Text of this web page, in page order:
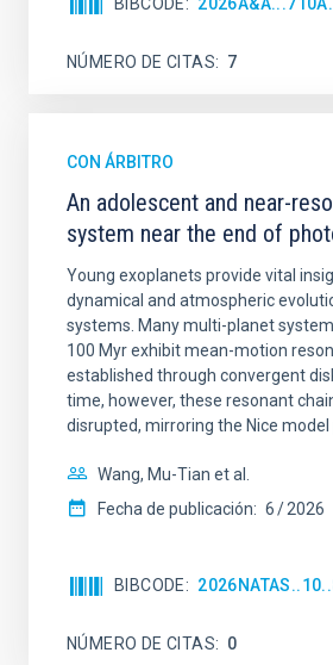
NÚMERO DE CITAS 7
CON ÁRBITRO
An adolescent and near-
system near the end of
Young exoplanets provide vital
dynamical and atmospheric
systems. Many multi-planet
100 Myr exhibit mean-motion
established through convergent
time, however, these resonant
disrupted, mirroring the Nice
Wang, Mu-Tian et al.
Fecha de publicación: 6 2026
BIBCODE
NÚMERO DE CITAS 0